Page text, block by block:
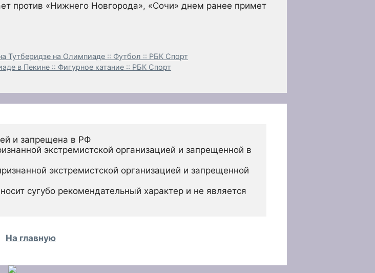
против «Нижнего Новгорода», «Сочи» днем ранее примет
Тутберидзе на Олимпиаде :: Футбол :: РБК Спорт
в Пекине :: Фигурное катание :: РБК Спорт
и запрещена в РФ
экстремистской организацией и запрещенной в
экстремистской организацией и запрещенной
сугубо рекомендательный характер и не является
На главную